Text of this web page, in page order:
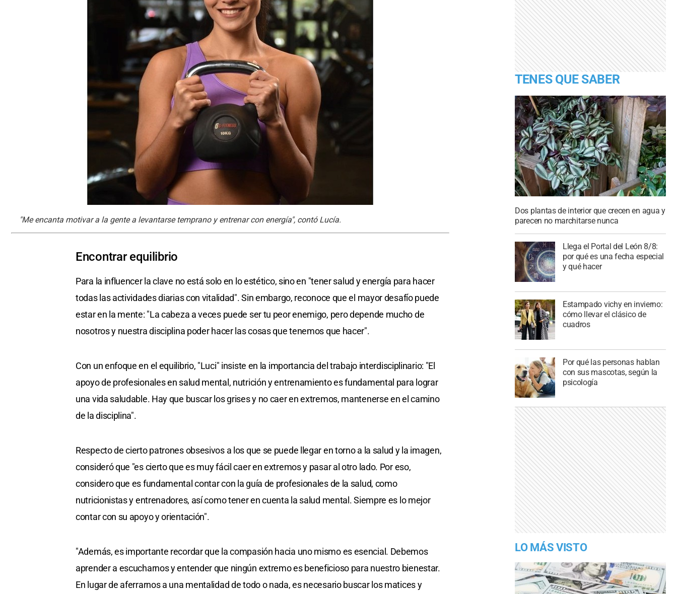
"Me encanta motivar a la gente a levantarse temprano y entrenar con energía", contó Lucía.
Encontrar equilibrio
Para la influencer la clave no está solo en lo estético, sino en "tener salud y energía para hacer
todas las actividades diarias con vitalidad". Sin embargo, reconoce que el mayor desafío puede
estar en la mente: "La cabeza a veces puede ser tu peor enemigo, pero depende mucho de
nosotros y nuestra disciplina poder hacer las cosas que tenemos que hacer".
Con un enfoque en el equilibrio, "Luci" insiste en la importancia del trabajo interdisciplinario: "El
apoyo de profesionales en salud mental, nutrición y entrenamiento es fundamental para lograr
una vida saludable. Hay que buscar los grises y no caer en extremos, mantenerse en el camino
de la disciplina".
Respecto de cierto patrones obsesivos a los que se puede llegar en torno a la salud y la imagen,
consideró que "es cierto que es muy fácil caer en extremos y pasar al otro lado. Por eso,
considero que es fundamental contar con la guía de profesionales de la salud, como
nutricionistas y entrenadores, así como tener en cuenta la salud mental. Siempre es lo mejor
contar con su apoyo y orientación".
"Además, es importante recordar que la compasión hacia uno mismo es esencial. Debemos
aprender a escucharnos y entender que ningún extremo es beneficioso para nuestro bienestar.
En lugar de aferrarnos a una mentalidad de todo o nada, es necesario buscar los matices y
TENES QUE SABER
Dos plantas de interior que crecen en agua y
parecen no marchitarse nunca
Llega el Portal del León 8/8:
por qué es una fecha especial
y qué hacer
Estampado vichy en invierno:
cómo llevar el clásico de
cuadros
Por qué las personas hablan
con sus mascotas, según la
psicología
LO MÁS VISTO